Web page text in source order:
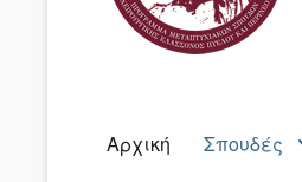
Primary
Αρχική Σπουδές